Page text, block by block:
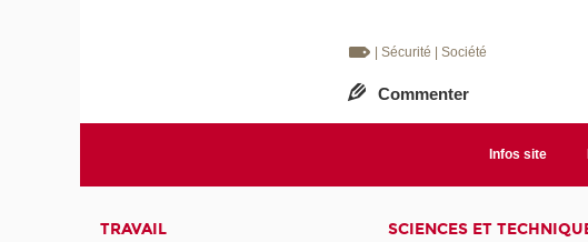
| Sécurité | Société
Commenter
Infos site
TRAVAIL SCIENCES ET